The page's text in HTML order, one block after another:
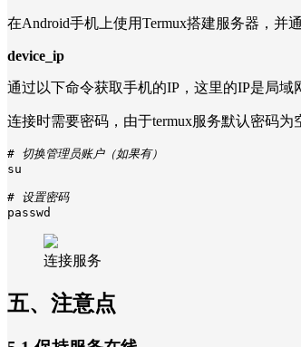
在Android手机上使用Termux搭建服务器，并
device_ip
通过以下命令获取手机的IP，这里的IP是局域
连接时需要密码，由于termux服务默认密码
# 切换管理员账户（如果有）
su
# 设置密码
passwd
连接服务
五、注意点